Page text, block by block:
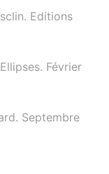
Editions
Février
Septembre